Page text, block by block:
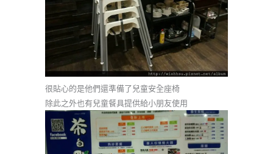
很貼心的是他們還準備了兒童安全座椅
除此之外也有兒童餐具提供給小朋友使用